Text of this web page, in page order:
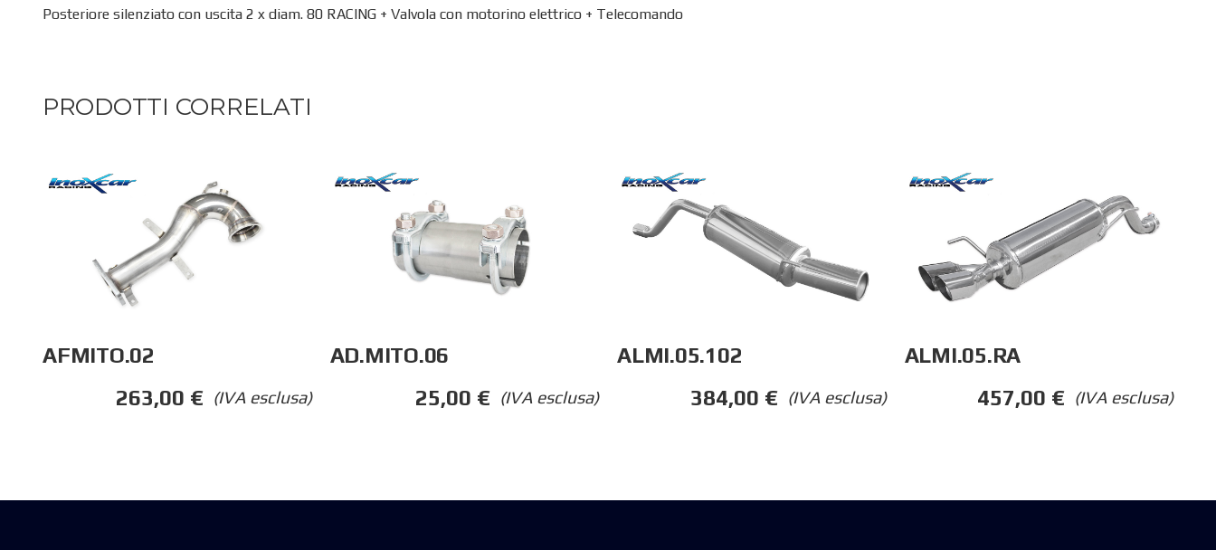
Posteriore silenziato con uscita 2 x diam. 80 RACING + Valvola con motorino elettrico + Telecomando
PRODOTTI CORRELATI
AFMITO.02
(IVA esclusa)
263,00 €
AD.MITO.06
(IVA esclusa)
25,00 €
ALMI.05.102
(IVA esclusa)
384,00 €
ALMI.05.RA
(IVA esclusa)
457,00 €